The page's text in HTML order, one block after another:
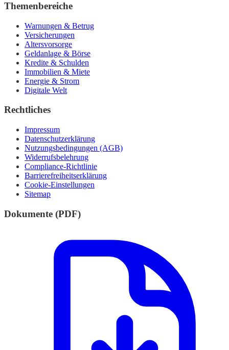
Themenbereiche
Warnungen & Betrug
Versicherungen
Altersvorsorge
Geldanlage & Börse
Kredite & Schulden
Immobilien & Miete
Energie & Strom
Digitale Welt
Rechtliches
Impressum
Datenschutzerklärung
Nutzungsbedingungen (AGB)
Widerrufsbelehrung
Compliance-Richtlinie
Barrierefreiheitserklärung
Cookie-Einstellungen
Sitemap
Dokumente (PDF)